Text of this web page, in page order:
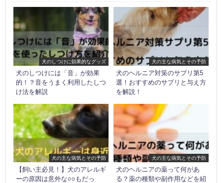
犬のしつけに効果的なグッズ
犬のしつけには「音」が効果
的！？音をうまく利用したしつ
け法を解説
犬の主な病気とその予防
犬のヘルニア対策のサプリ第5
選！おすすめのサプリと与え方
を解説！
犬の主な病気とその予防
【飼い主必見！】犬のアレルギ
ーの原因は意外な○○もだっ
犬の主な病気とその予防
犬のヘルニアの薬って何があ
る？薬の種類や副作用などを紹